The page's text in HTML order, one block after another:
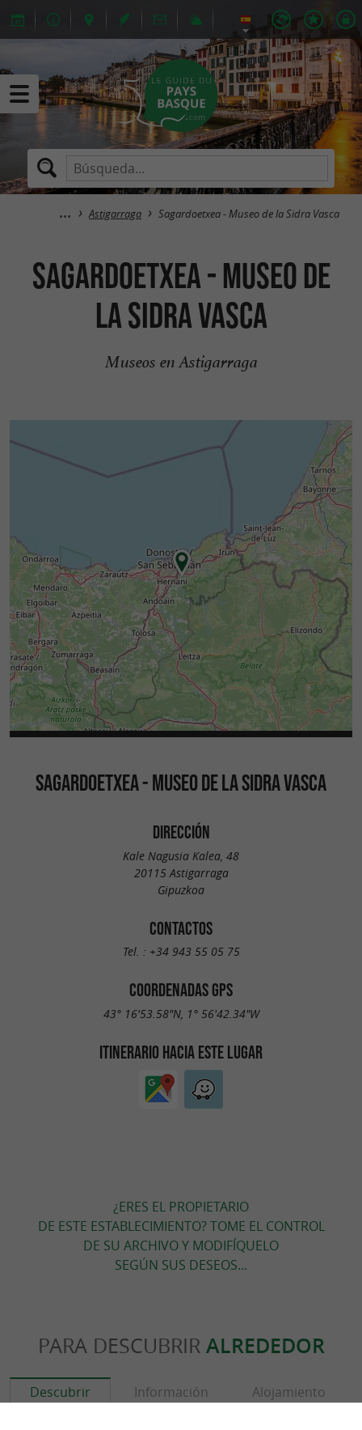
Astigarraga Sagardoetxea - Museo de la Sidra Vasca
Sagardoetxea - Museo de
la Sidra Vasca
Museos en Astigarraga
SAGARDOETXEA - MUSEO DE LA SIDRA VASCA
DIRECCIÓN
Kale Nagusia Kalea, 48
20115 Astigarraga
Gipuzkoa
CONTACTOS
Tel. : +34 943 55 05 75
COORDENADAS GPS
43° 16'53.58"N, 1° 56'42.34"W
ITINERARIO HACIA ESTE LUGAR
¿ERES EL PROPIETARIO
DE ESTE ESTABLECIMIENTO? TOME EL CONTROL
DE SU ARCHIVO Y MODIFÍQUELO
SEGÚN SUS DESEOS...
PARA DESCUBRIR ALREDEDOR
Descubrir Información Alojamiento